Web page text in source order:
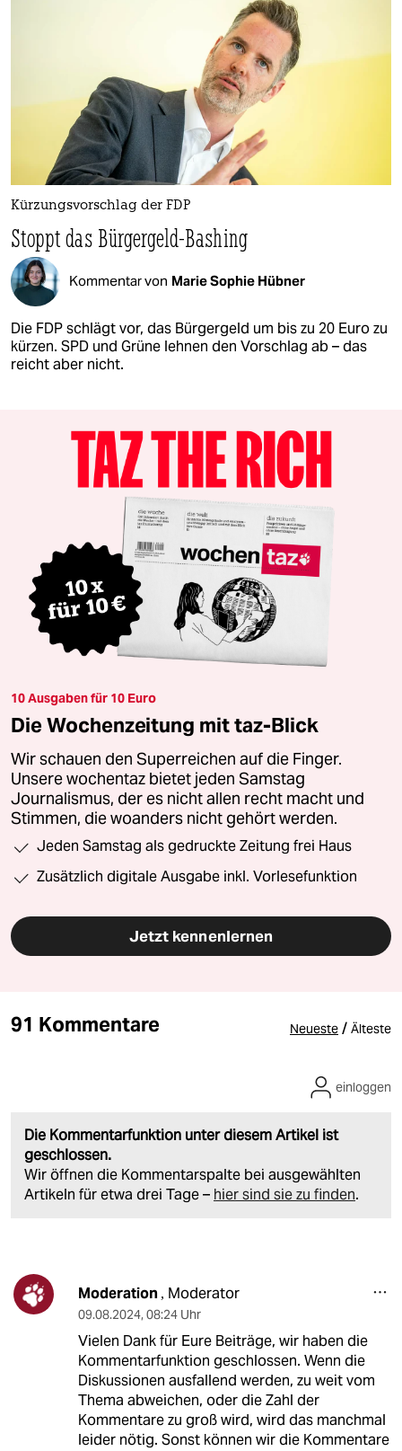
Kürzungsvorschlag der FDP
Stoppt das Bürgergeld-Bashing
Kommentar von Marie Sophie Hübner
Die FDP schlägt vor, das Bürgergeld um bis zu 20 Euro zu
kürzen. SPD und Grüne lehnen den Vorschlag ab – das
reicht aber nicht.
10 Ausgaben für 10 Euro
Die Wochenzeitung mit taz-Blick
Wir schauen den Superreichen auf die Finger.
Unsere wochentaz bietet jeden Samstag
Journalismus, der es nicht allen recht macht und
Stimmen, die woanders nicht gehört werden.
Jeden Samstag als gedruckte Zeitung frei Haus
Zusätzlich digitale Ausgabe inkl. Vorlesefunktion
Jetzt kennenlernen
91 Kommentare Neueste / Älteste
Die Kommentarfunktion unter diesem Artikel ist
geschlossen.
Wir öffnen die Kommentarspalte bei ausgewählten
Artikeln für etwa drei Tage – hier sind sie zu finden.
einloggen
Moderation , Moderator
09.08.2024, 08:24 Uhr
Vielen Dank für Eure Beiträge, wir haben die
Kommentarfunktion geschlossen. Wenn die
Diskussionen ausfallend werden, zu weit vom
Thema abweichen, oder die Zahl der
Kommentare zu groß wird, wird das manchmal
leider nötig. Sonst können wir die Kommentare